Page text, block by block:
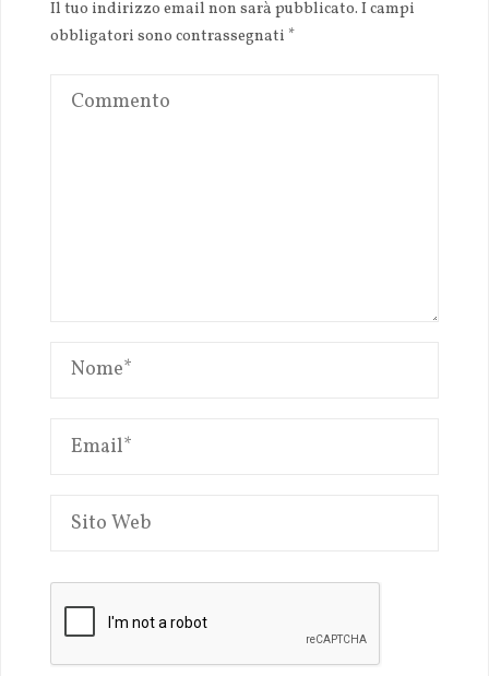
Il tuo indirizzo email non sarà pubblicato. I campi
obbligatori sono contrassegnati *